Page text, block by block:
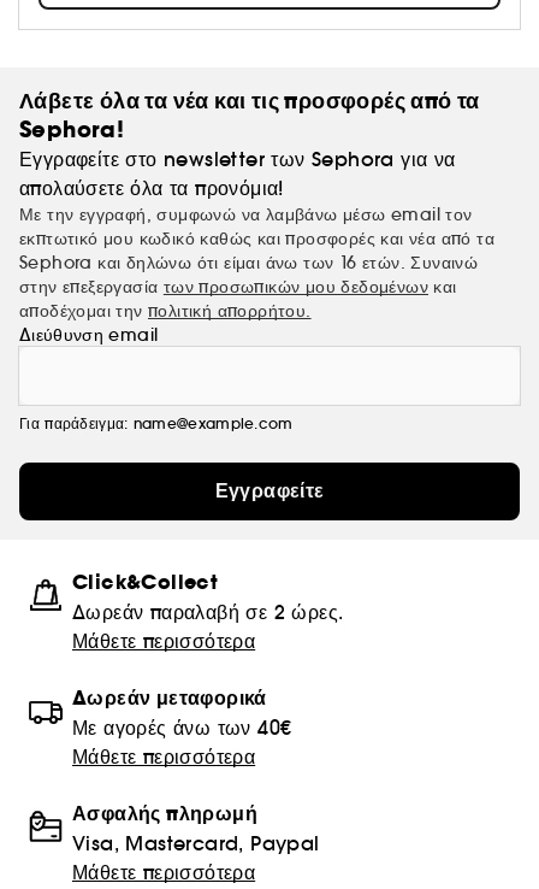
εμβληματικά προϊόντα μακιγιάζ, αρωμάτων και
περιποίησης επιδερμίδας εμπνευσμένα από την
edgy, πολυτελής. Η YSL Beauty απελευθερώνει και
επαναπροσδιορίζει τα όρια, εδώ και τώρα.
Λάβετε όλα τα νέα και τις προσφορές από τα
Sephora!
Εγγραφείτε στο newsletter των Sephora για να
απολαύσετε όλα τα προνόμια!
Με την εγγραφή, συμφωνώ να λαμβάνω μέσω email τον
εκπτωτικό μου κωδικό καθώς και προσφορές και νέα από τα
Sephora και δηλώνω ότι είμαι άνω των 16 ετών. Συναινώ
στην επεξεργασία των προσωπικών μου δεδομένων και
αποδέχομαι την πολιτική απορρήτου.
Διεύθυνση email
Για παράδειγμα: name@example.com
Εγγραφείτε
Click&Collect
Δωρεάν παραλαβή σε 2 ώρες.
Μάθετε περισσότερα
Δωρεάν μεταφορικά
Με αγορές άνω των 40€
Μάθετε περισσότερα
Ασφαλής πληρωμή
Visa, Mastercard, Paypal
Μάθετε περισσότερα